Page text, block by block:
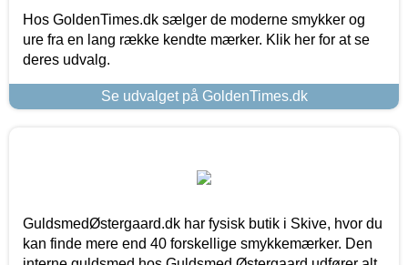
Hos GoldenTimes.dk sælger de moderne smykker og
ure fra en lang række kendte mærker. Klik her for at se
deres udvalg.
Se udvalget på GoldenTimes.dk
GuldsmedØstergaard.dk har fysisk butik i Skive, hvor du
kan finde mere end 40 forskellige smykkemærker. Den